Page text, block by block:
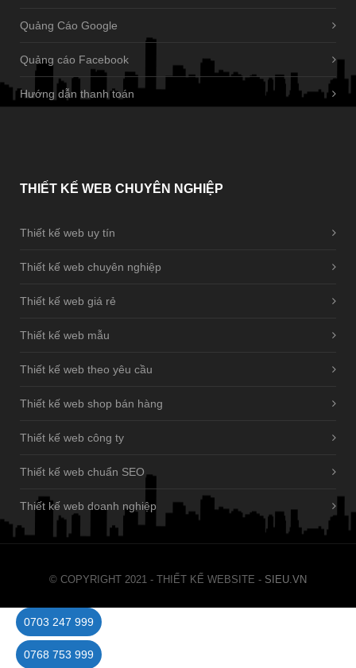
Quảng Cáo Google
Quảng cáo Facebook
Hướng dẫn thanh toán
THIẾT KẾ WEB CHUYÊN NGHIỆP
Thiết kế web uy tín
Thiết kế web chuyên nghiệp
Thiết kế web giá rẻ
Thiết kế web mẫu
Thiết kế web theo yêu cầu
Thiết kế web shop bán hàng
Thiết kế web công ty
Thiết kế web chuẩn SEO
Thiết kế web doanh nghiệp
© COPYRIGHT 2021 - THIẾT KẾ WEBSITE - SIEU.VN
0703 247 999
0768 753 999